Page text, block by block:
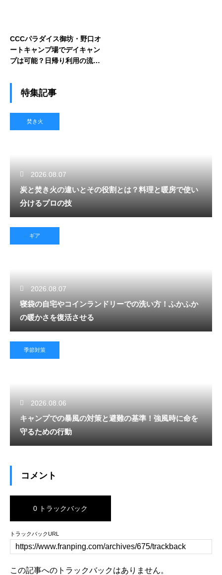
CCCパラダイス御坊・野口オ
ートキャンプ場でデイキャン
プは可能？日帰り利用の流れ
特集記事
焚き火
2026.08.07
炭と焚き火の違いとその役割とは？料理と暖房で使い
分けるプロの技
ギア
2026.08.07
寝袋の自宅やコインランドリーでの洗い方！ふかふか
の暖かさを復活させる
季節対策
2026.08.06
キャンプでの暴風の対策と避難の基準！強風時に命を
守るための行動
コメント
0 トラックバック
トラックバックURL
この記事へのトラックバックはありません。